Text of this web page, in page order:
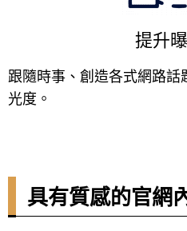
提升
跟隨時事、創造各式網路話
光度。
具有質感的官網